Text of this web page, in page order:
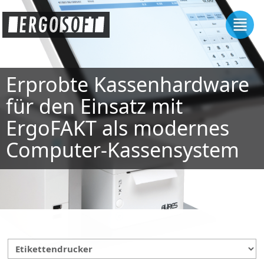
Erprobte Kassenhardware
für den Einsatz mit
ErgoFAKT als modernes
Computer-Kassensystem